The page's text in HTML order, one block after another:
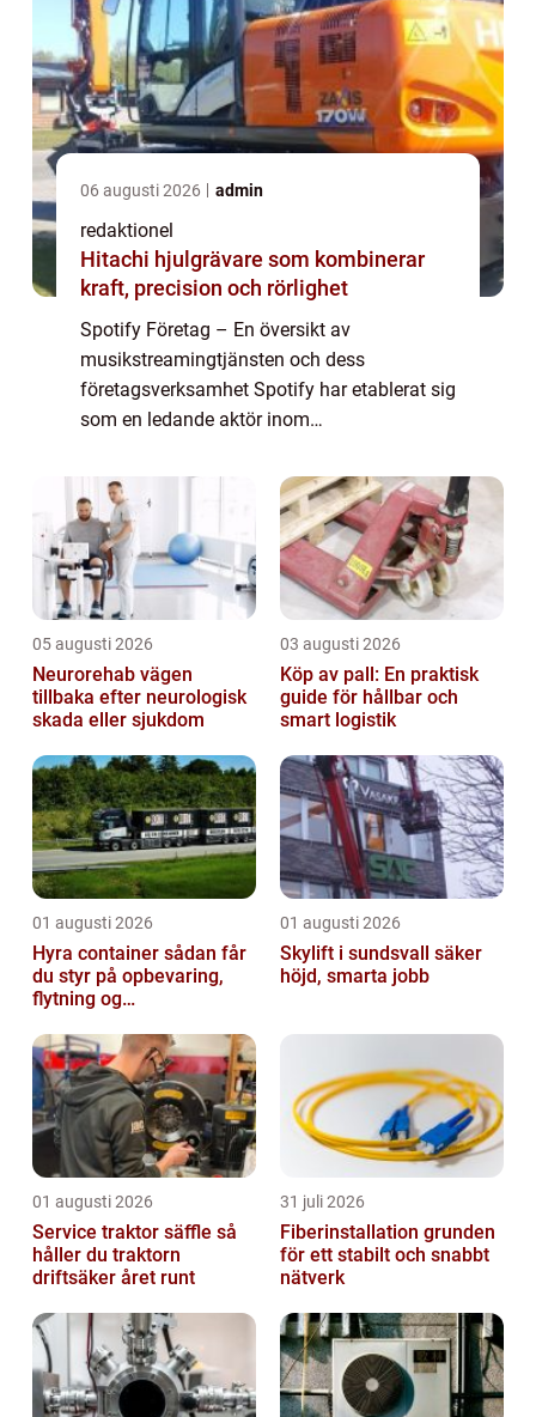
06 augusti 2026 admin
redaktionel
Hitachi hjulgrävare som kombinerar
kraft, precision och rörlighet
Spotify Företag – En översikt av
musikstreamingtjänsten och dess
företagsverksamhet Spotify har etablerat sig
som en ledande aktör inom
otrolig bredd av musik från olika genrer och
artister. I den här art...
05 augusti 2026
Neurorehab vägen
tillbaka efter neurologisk
skada eller sjukdom
03 augusti 2026
Köp av pall: En praktisk
guide för hållbar och
smart logistik
01 augusti 2026
Hyra container sådan får
du styr på opbevaring,
flytning og
01 augusti 2026
Skylift i sundsvall säker
höjd, smarta jobb
01 augusti 2026
Service traktor säffle så
håller du traktorn
driftsäker året runt
31 juli 2026
Fiberinstallation grunden
för ett stabilt och snabbt
nätverk